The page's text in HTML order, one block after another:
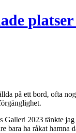
på ett bord, ofta
Galleri 2023 tänkte
bara ha råkat hamna